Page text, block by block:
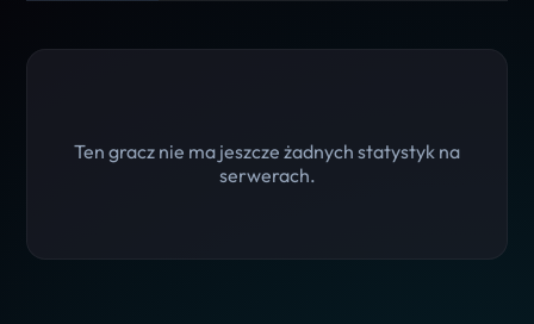
Ten gracz nie ma jeszcze żadnych statystyk na
serwerach.